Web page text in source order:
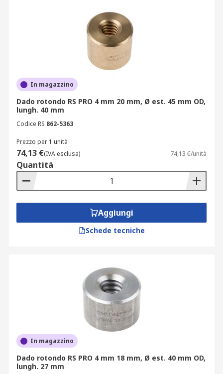
In magazzino
Dado rotondo RS PRO 4 mm 20 mm, Ø est. 45 mm OD,
lungh. 40 mm
Codice RS 862-5363
Prezzo per 1 unità
74,13 €(IVA esclusa) 74,13 €/unità
Quantità
Aggiungi
Schede tecniche
In magazzino
Dado rotondo RS PRO 4 mm 18 mm, Ø est. 40 mm OD,
lungh. 27 mm